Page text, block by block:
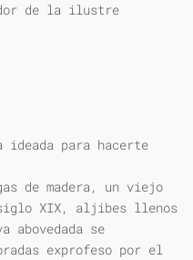
de la ilustre
ideada para hacerte
de madera, un viejo
XIX, aljibes llenos
abovedada se
exprofeso por el